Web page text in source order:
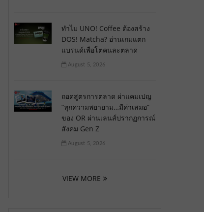
ทำไม UNO! Coffee ต้องสร้าง
DOS! Matcha? อ่านเกมแตก
แบรนด์เพื่อโตคนละตลาด
August 5, 2026
ถอดสูตรการตลาด ผ่าแคมเปญ
“ทุกความพยายาม…มีค่าเสมอ”
ของ OR ผ่านเลนส์ปรากฏการณ์
สังคม Gen Z
August 5, 2026
VIEW MORE